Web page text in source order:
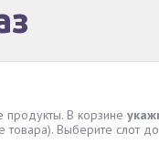
продукты. В корзине
Выберите слот